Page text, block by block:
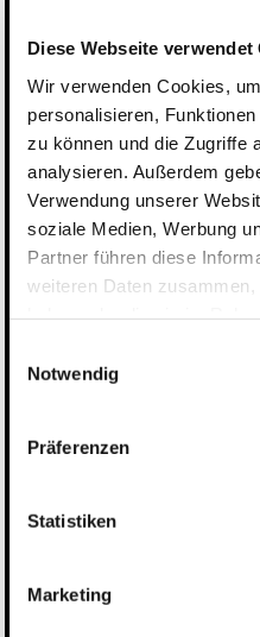
Diese Webseite verwendet
Wir verwenden Cookies,
personalisieren,
zu können und die Zugriffe
analysieren. Außerdem
Verwendung unserer
soziale Medien, Werbung
Partner führen diese
weiteren Daten
Datenschutz
Notwendig
Präferenzen
Statistiken
Marketing